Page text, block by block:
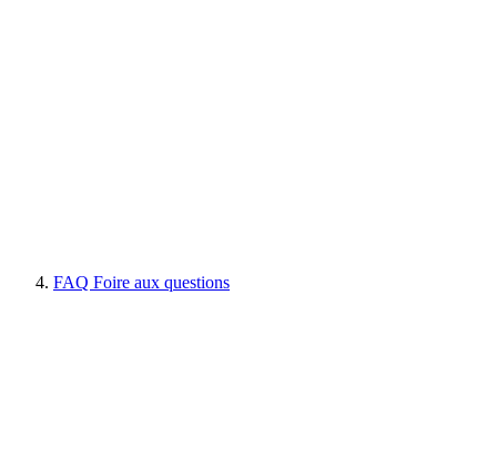
FAQ Foire aux questions